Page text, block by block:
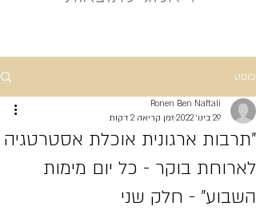
פוסט
"תרבות ארגונית אוכלת אסטרטגיה
לארוחת בוקר - כל יום מימות
השבוע" - חלק שני
Ronen Ben Naftali
29 בינו׳ 2022
זמן קריאה 2 דקות